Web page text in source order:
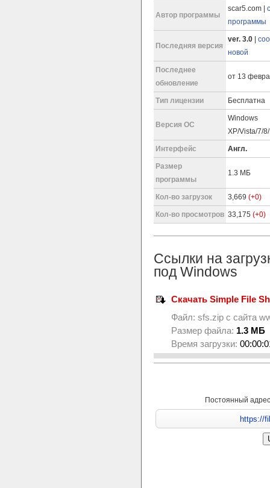
Автор программы
scar5.com |
программы
Последняя версия
ver. 3.0
новой
Последнее
обновление
от 13
Тип лицензии Бесплатна
Версия ОС
Windows
XP/Vista/7/
Интерфейс Англ.
Размер
программы
1.3 МБ
Кол-во загрузок 3,669 (+0)
Кол-во просмотров 33,175 (+0)
Ссылки на
под Windows
Скачать Simple File
Файл: sfs.zip с сайта
Размер файла: 1.3 МБ
Время загрузки:
Постоянный